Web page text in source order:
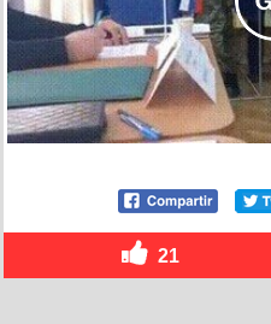
21